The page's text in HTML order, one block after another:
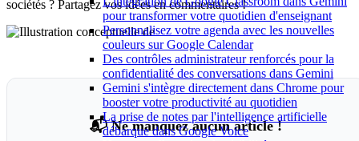
pour transformer votre quotidien d'enseignant
Personnalisez votre agenda avec les nouvelles
couleurs sur Google Calendar
Des contrôles administrateur renforcés pour la
confidentialité des conversations dans Gemini
Gemini s'intègre directement dans Chrome pour
booster votre productivité au quotidien
La prise de notes par l'intelligence artificielle
débarque dans Google Voice
sociétés ? Partagez vos idées en commentaires !
📬 Ne manquez aucun article !